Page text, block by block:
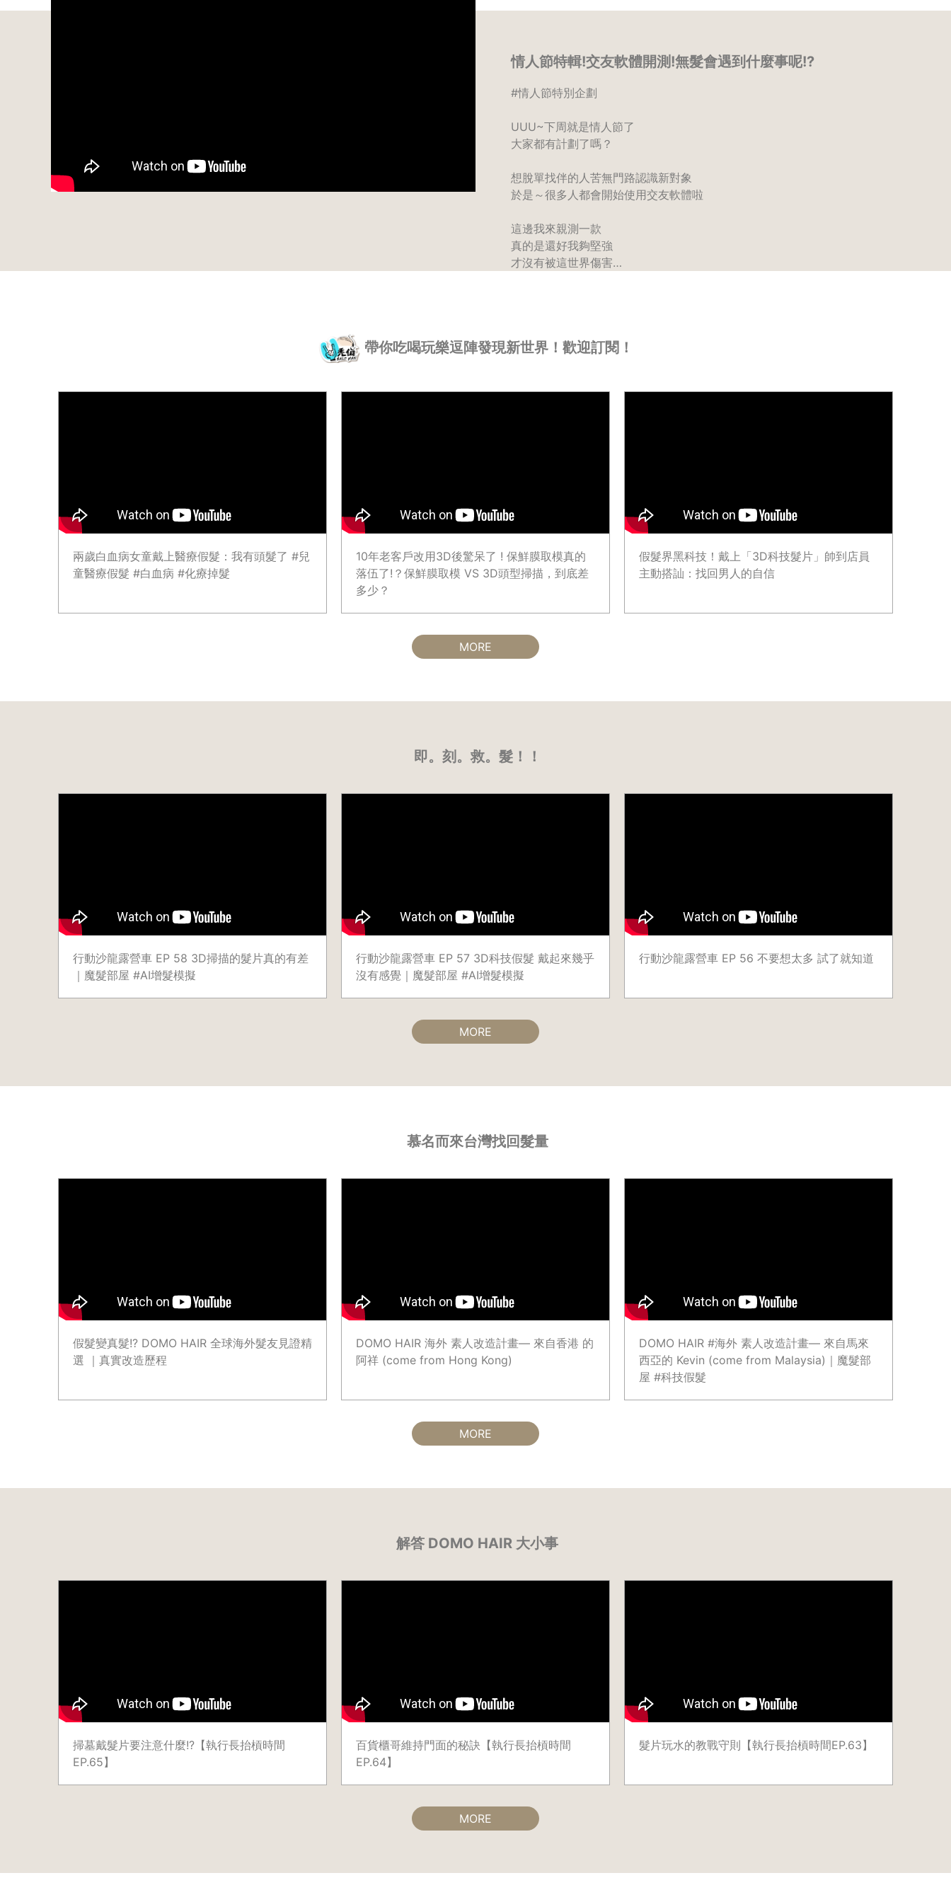
情人節特輯!交友軟體開測!無髮會遇到什麼事呢!?
#情人節特別企劃
UUU~下周就是情人節了
大家都有計劃了嗎？
想脫單找伴的人苦無門路認識新對象
於是～很多人都會開始使用交友軟體啦
這邊我來親測一款
真的是還好我夠堅強
才沒有被這世界傷害…
帶你吃喝玩樂逗陣發現新世界！歡迎訂閱！
兩歲白血病女童戴上醫療假髮：我有頭髮了 #兒
童醫療假髮 #白血病 #化療掉髮
10年老客戶改用3D後驚呆了 ! 保鮮膜取模真的
落伍了!？保鮮膜取模 VS 3D頭型掃描，到底差
多少？
假髮界黑科技！戴上「3D科技髮片」帥到店員
主動搭訕：找回男人的自信
MORE
即。刻。救。髮！！
行動沙龍露營車 EP 58 3D掃描的髮片真的有差
｜魔髮部屋 #AI增髮模擬
行動沙龍露營車 EP 57 3D科技假髮 戴起來幾乎
沒有感覺｜魔髮部屋 #AI增髮模擬
行動沙龍露營車 EP 56 不要想太多 試了就知道
MORE
慕名而來台灣找回髮量
假髮變真髮!? DOMO HAIR 全球海外髮友見證精
選 ｜真實改造歷程
DOMO HAIR 海外 素人改造計畫— 來自香港 的
阿祥 (come from Hong Kong)
DOMO HAIR #海外 素人改造計畫— 來自馬來
西亞的 Kevin (come from Malaysia)｜魔髮部
屋 #科技假髮
MORE
解答 DOMO HAIR 大小事
掃墓戴髮片要注意什麼!?【執行長抬槓時間
EP.65】
百貨櫃哥維持門面的秘訣【執行長抬槓時間
EP.64】
髮片玩水的教戰守則【執行長抬槓時間EP.63】
MORE